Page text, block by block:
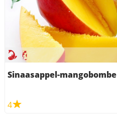
Sinaasappel-mangobombe
4